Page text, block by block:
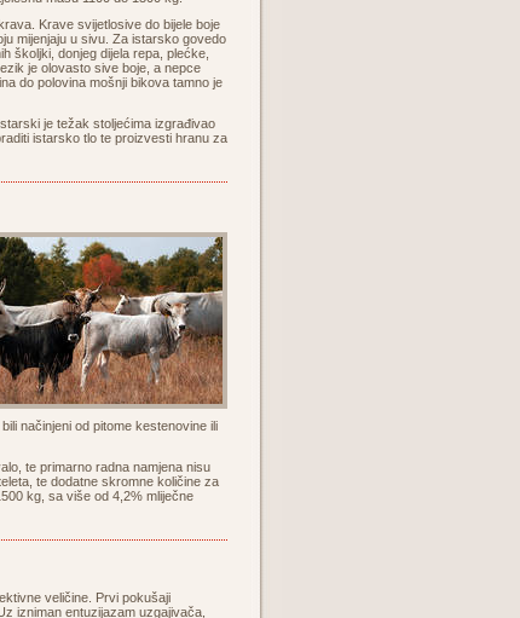
Krave svijetlosive do bijele boje
mijenjaju u sivu. Za istarsko govedo
školjki, donjeg dijela repa, plećke,
je olovasto sive boje, a nepce
do polovina mošnji bikova tamno je
je težak stoljećima izgrađivao
istarsko tlo te proizvesti hranu za
načinjeni od pitome kestenovine ili
te primarno radna namjena nisu
te dodatne skromne količine za
kg, sa više od 4,2% mliječne
veličine. Prvi pokušaji
izniman entuzijazam uzgajivača,